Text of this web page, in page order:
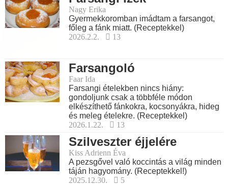
Nagy Erika
Gyermekkoromban imádtam a farsangot,
főleg a fánk miatt. (Receptekkel)
2026.2.2.
13
Farsangoló
Faar Ida
Farsangi ételekben nincs hiány:
gondoljunk csak a többféle módon
elkészíthető fánkokra, kocsonyákra, hideg
és meleg ételekre. (Receptekkel)
2026.1.22.
13
Szilveszter éjjelére
Kiss Adrienn Éva
A pezsgővel való koccintás a világ minden
táján hagyomány. (Receptekkel!)
2025.12.30.
5